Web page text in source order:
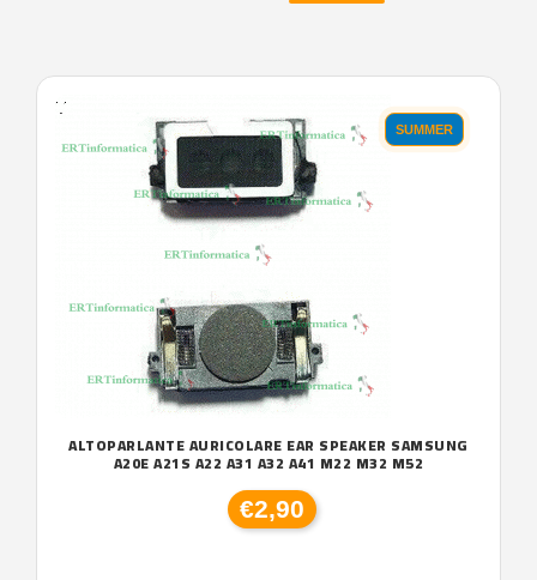
'.'
SUMMER
ALTOPARLANTE AURICOLARE EAR SPEAKER SAMSUNG
A20E A21S A22 A31 A32 A41 M22 M32 M52
€2,90